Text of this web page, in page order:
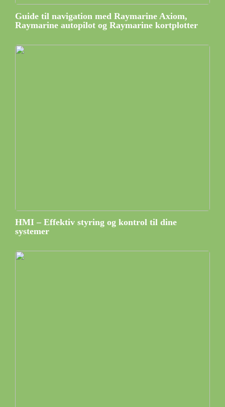
Guide til navigation med Raymarine Axiom,
Raymarine autopilot og Raymarine kortplotter
HMI – Effektiv styring og kontrol til dine
systemer